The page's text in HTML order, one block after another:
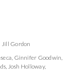
Jill Gordon
, Ginnifer Goodwin,
, Josh Holloway,